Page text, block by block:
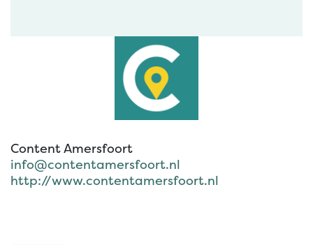
Content Amersfoort
info@contentamersfoort.nl
http://www.contentamersfoort.nl